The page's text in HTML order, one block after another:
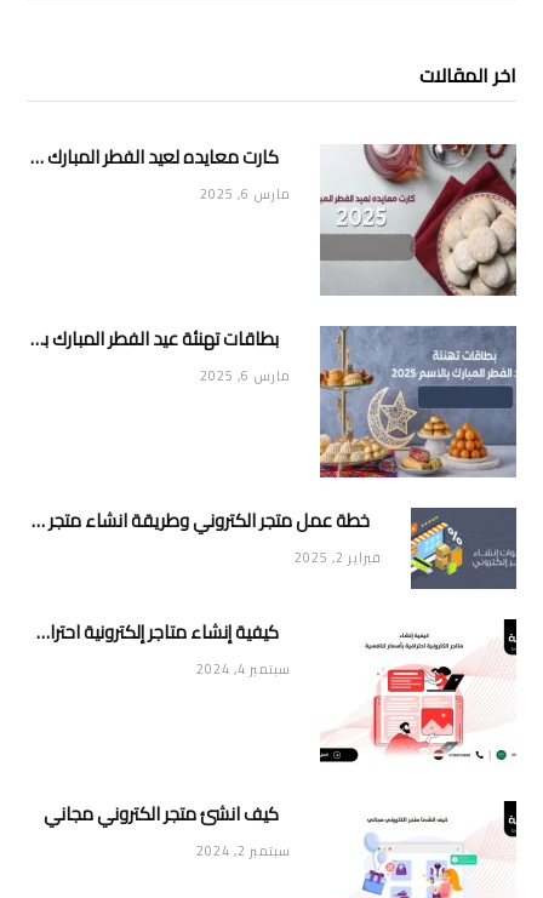
اخر المقالات
كارت معايده لعيد الفطر المبارك 2025
مارس 6, 2025
بطاقات تهنئة عيد الفطر المبارك بالاسم 2025
مارس 6, 2025
خطة عمل متجر الكتروني وطريقة انشاء متجر خاص ناجح ومميز
فبراير 2, 2025
كيفية إنشاء متاجر إلكترونية احترافية بأسعار تنافسية
سبتمبر 4, 2024
كيف انشئ متجر الكتروني مجاني
سبتمبر 2, 2024